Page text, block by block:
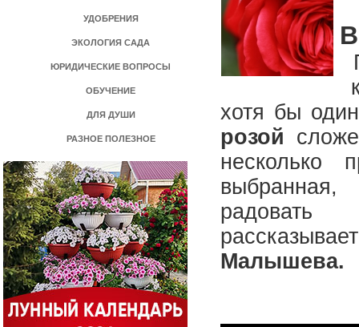
УДОБРЕНИЯ
ЭКОЛОГИЯ САДА
ЮРИДИЧЕСКИЕ ВОПРОСЫ
ОБУЧЕНИЕ
ДЛЯ ДУШИ
РАЗНОЕ ПОЛЕЗНОЕ
хотя бы
розой
выбранная,
Малышева.